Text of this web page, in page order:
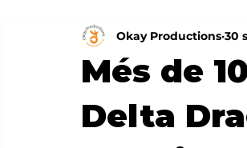
Més de
Delta
Okay Productions 30